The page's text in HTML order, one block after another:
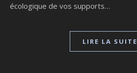
écologique de vos supports…
LIRE LA SUITE